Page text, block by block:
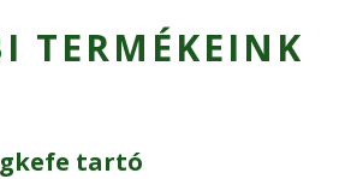
TERMÉKEINK
tartó